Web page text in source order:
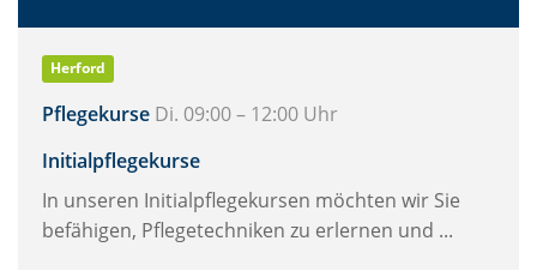
Herford
Pflegekurse Di. 09:00 – 12:00 Uhr
Initialpflegekurse
In unseren Initialpflegekursen möchten wir Sie
befähigen, Pflegetechniken zu erlernen und ...